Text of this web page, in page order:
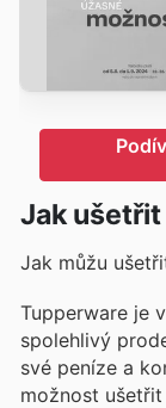
Jak
Jak můžu
Tupperware je
spolehlivý
své peníze a
možnost